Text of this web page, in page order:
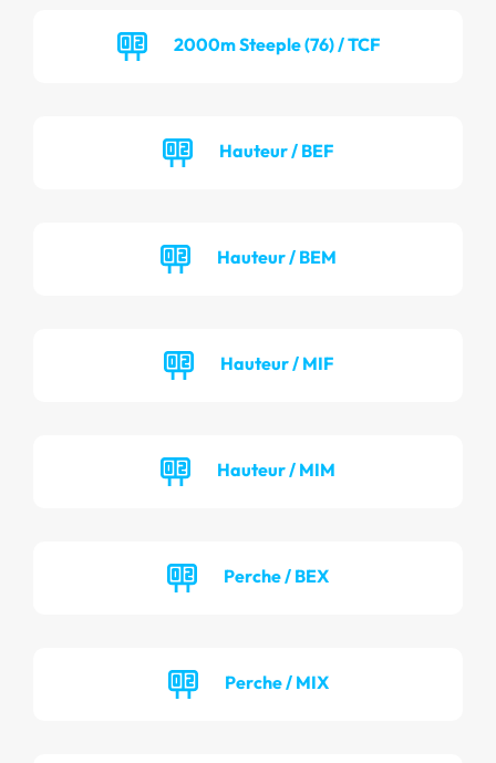
2000m Steeple (76) / TCF
Hauteur / BEF
Hauteur / BEM
Hauteur / MIF
Hauteur / MIM
Perche / BEX
Perche / MIX